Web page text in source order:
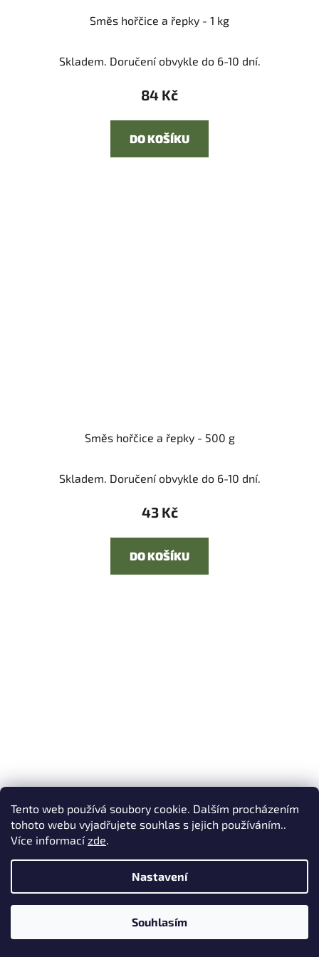
Tento web používá soubory cookie. Dalším procházením
tohoto webu vyjadřujete souhlas s jejich používáním..
Více informacízde.
Nastavení
Souhlasím
Směs hořčice a řepky - 1 kg
Skladem. Doručení obvykle do 6-10 dní.
84 Kč
DO KOŠÍKU
Směs hořčice a řepky - 500 g
Skladem. Doručení obvykle do 6-10 dní.
43 Kč
DO KOŠÍKU
Skladem. Doručení obvykle do 6-10 dní.
60 Kč